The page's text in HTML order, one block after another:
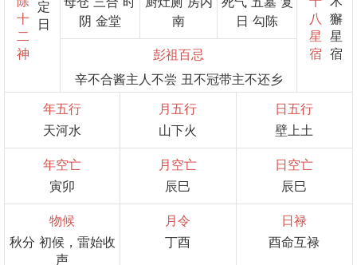
十
二
神
定
日
阴 金堂
南
日 勾陈
彭祖百忌
辛不合酱主人不尝 丑不冠带主不还乡
八
星
宿
獬
星
宿
年五行
天河水
月五行
山下火
日五行
壁上土
年空亡
寅卯
月空亡
辰巳
日空亡
辰巳
物候
秋分 初候，雷始收
声
月令
丁酉
日禄
酉命互禄